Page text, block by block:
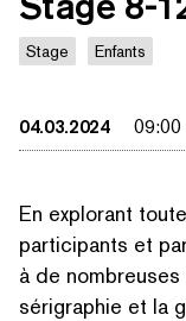
Stage Enfants
04.03.2024 09:00
En explorant
par­tic­i­pants et
à de
sérigraphie et la